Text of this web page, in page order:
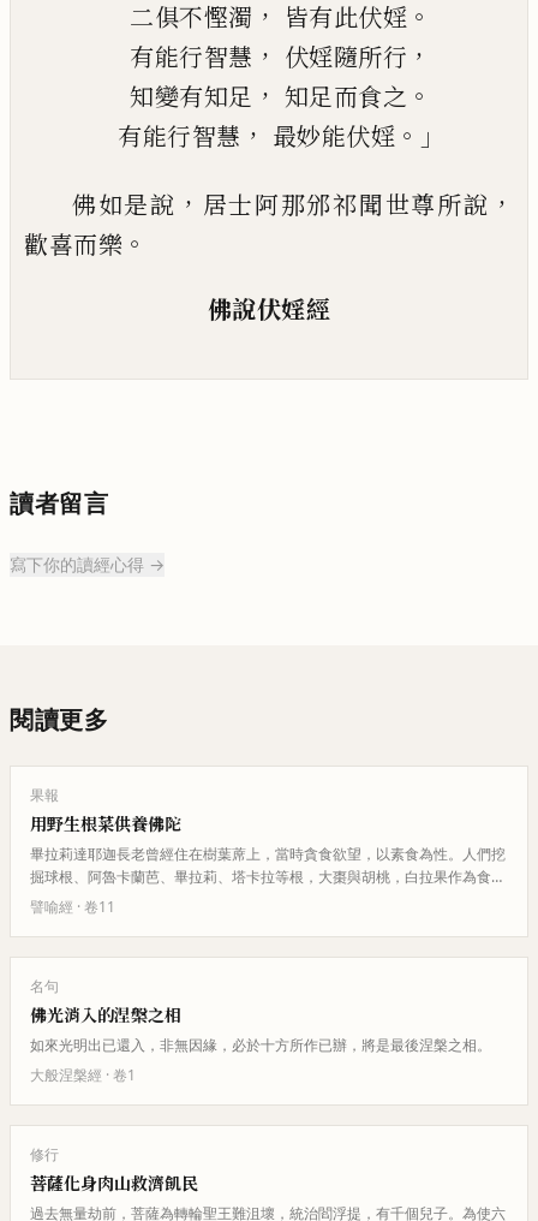
二俱不慳濁 ， 皆有此伏婬 。
有能行智慧 ， 伏婬隨所行 ，
知變有知足 ， 知足而食之 。
有能行智慧 ， 最妙能伏婬 。」
佛如是說 ， 居士阿那邠祁聞世尊所說 ，
歡喜而樂 。
佛說伏婬經
讀者留言
寫下你的讀經心得 →
閱讀更多
果報
用野生根菜供養佛陀
畢拉莉達耶迦長老曾經住在樹葉蓆上，當時貪食欲望，以素食為性。人們挖
掘球根、阿魯卡蘭芭、畢拉莉、塔卡拉等根，大棗與胡桃，白拉果作為食
物。巴多穆塔拉佛受尊供物，知道…
譬喻經 · 卷11
名句
佛光消入的涅槃之相
如來光明出已還入，非無因緣，必於十方所作已辦，將是最後涅槃之相。
大般涅槃經 · 卷1
修行
菩薩化身肉山救濟飢民
過去無量劫前，菩薩為轉輪聖王難沮壞，統治閻浮提，有千個兒子。為使六